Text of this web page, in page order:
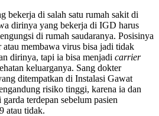
bekerja di salah satu rumah sakit di
dirinya yang bekerja di IGD harus
di rumah saudaranya. Posisinya
atau membawa virus bisa jadi tidak
dirinya, tapi ia bisa menjadi carrier
keluarganya. Sang dokter
ditempatkan di Instalasi Gawat
risiko tinggi, karena ia dan
terdepan sebelum pasien
atau tidak.